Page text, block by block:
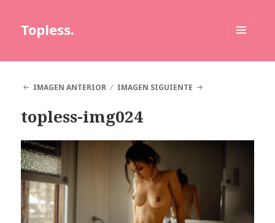
Topless.
IMAGEN ANTERIOR
IMAGEN SIGUIENTE
topless-img024